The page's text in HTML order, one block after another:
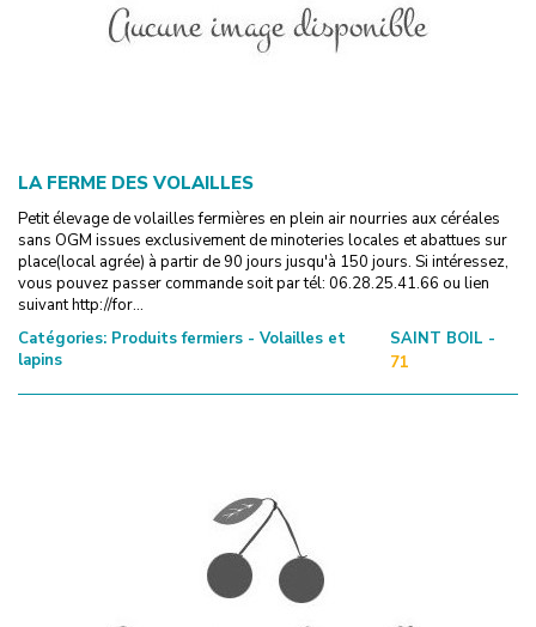
LA FERME DES VOLAILLES
Petit élevage de volailles fermières en plein air nourries aux céréales
sans OGM issues exclusivement de minoteries locales et abattues sur
place(local agrée) à partir de 90 jours jusqu'à 150 jours. Si intéressez,
vous pouvez passer commande soit par tél: 06.28.25.41.66 ou lien
suivant http://for...
Catégories: Produits fermiers - Volailles et
lapins
SAINT BOIL -
71